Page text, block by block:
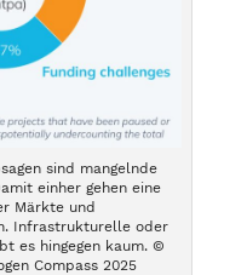
sind mangelnde
einher gehen eine
Märkte und
Infrastrukturelle oder
es hingegen kaum. ©
Compass 2025